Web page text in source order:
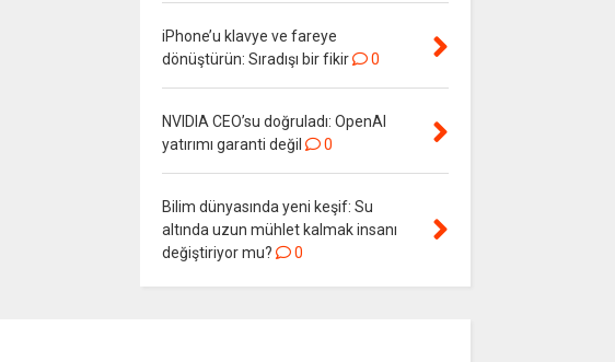
iPhone’u klavye ve fareye
dönüştürün: Sıradışı bir fikir
0
NVIDIA CEO’su doğruladı: OpenAI
yatırımı garanti değil
0
Bilim dünyasında yeni keşif: Su
altında uzun mühlet kalmak insanı
değiştiriyor mu?
0